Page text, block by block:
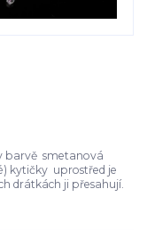
barvě smetanová
kytičky uprostřed je
drátkách ji přesahují.